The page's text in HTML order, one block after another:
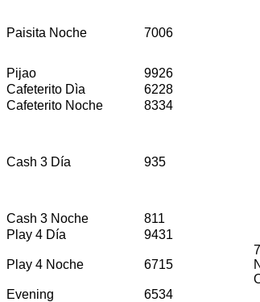
Paisita Noche 7006
Pijao
9926
Cafeterito Dìa
6228
Cafeterito Noche
8334
Cash 3 Día 935
Cash 3 Noche
811
Play 4 Día
9431
Play 4 Noche 6715
Evening
6534